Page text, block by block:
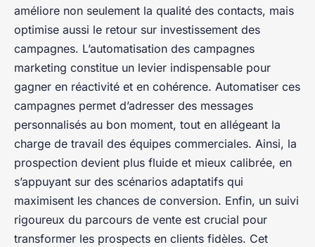
améliore non seulement la qualité des contacts, mais
optimise aussi le retour sur investissement des
campagnes. L’automatisation des campagnes
marketing constitue un levier indispensable pour
gagner en réactivité et en cohérence. Automatiser ces
campagnes permet d’adresser des messages
personnalisés au bon moment, tout en allégeant la
charge de travail des équipes commerciales. Ainsi, la
prospection devient plus fluide et mieux calibrée, en
s’appuyant sur des scénarios adaptatifs qui
maximisent les chances de conversion. Enfin, un suivi
rigoureux du parcours de vente est crucial pour
transformer les prospects en clients fidèles. Cet